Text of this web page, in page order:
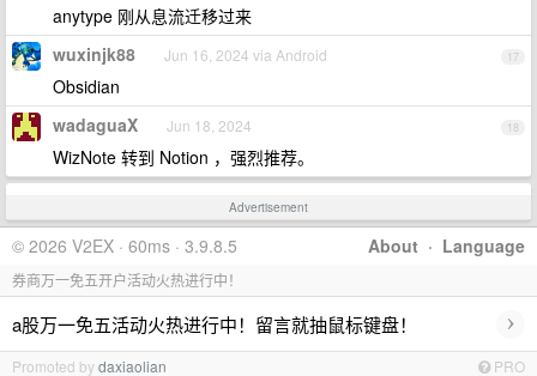
anytype 刚从息流迁移过来
17
wuxinjk88 Jun 16, 2024 via Android
Obsidian
18
wadaguaX Jun 18, 2024
WizNote 转到 Notion ，强烈推荐。
Advertisement
About · Language
© 2026 V2EX · 60ms · 3.9.8.5
券商万一免五开户活动火热进行中！
a股万一免五活动火热进行中！留言就抽鼠标键盘！ ›
Promoted bydaxiaolian PRO